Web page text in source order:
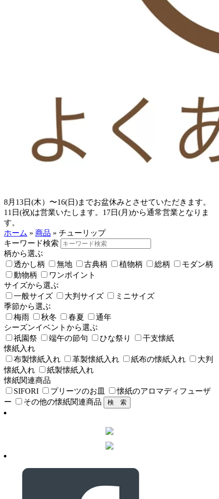
8月13日(木）〜16(日)までお盆休みとさせていただきます。
11日(祝)は営業いたします。17日(月)から通常営業となりま
す。
ホーム » 商品 » チューリップ
キーワード検索
柄から選ぶ
透かし柄
無地 古典柄 植物柄 総柄
モダン柄
動物柄
ワンポイント
サイズから選ぶ
一般サイズ
大判サイズ
ミニサイズ
季節から選ぶ
梅雨
秋冬 春夏
通年
シーズンイベントから選ぶ
祇園祭
端午の節句 ひな祭り
干支懐紙
懐紙入れ
布製懐紙入れ
革製懐紙入れ 紙布の懐紙入れ
大判
懐紙入れ
紙製懐紙入れ
懐紙関連商品
SIFORI
プリーツのお皿
懐紙のアロマディフューザ
ー
その他の懐紙関連商品